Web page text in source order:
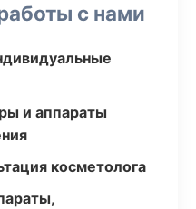
с нами
и аппараты
косметолога